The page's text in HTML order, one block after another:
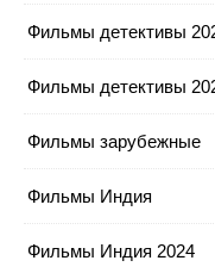
Фильмы детективы
Фильмы детективы
Фильмы зарубежные
Фильмы Индия
Фильмы Индия 2024